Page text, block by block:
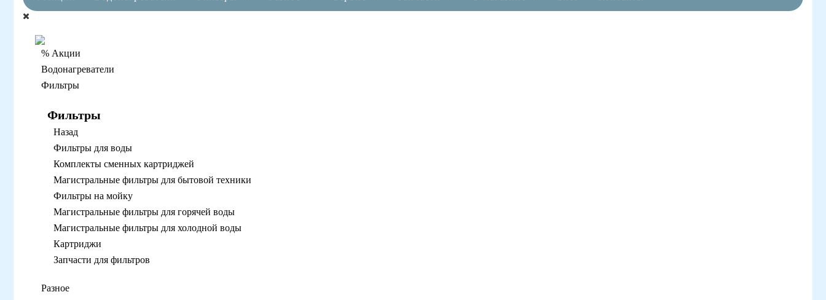
% Акции
Водонагреватели
Фильтры
Фильтры
Назад
Фильтры для воды
Комплекты сменных картриджей
Магистральные фильтры для бытовой техники
Фильтры на мойку
Магистральные фильтры для горячей воды
Магистральные фильтры для холодной воды
Картриджи
Запчасти для фильтров
Разное